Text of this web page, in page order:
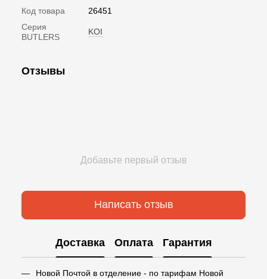
Код товара
26451
Серия
BUTLERS
KOI
Отзывы
Добавьте первый отзыв
Написать отзыв
Доставка Оплата Гарантия
Новой Почтой в отделение - по тарифам Новой